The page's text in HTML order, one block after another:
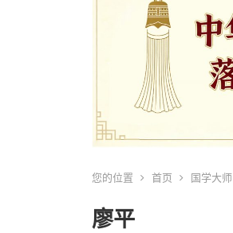
您的位置 首页 国学大师
廖平